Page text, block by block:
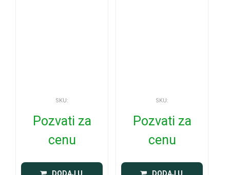
SKU:
Pozvati za
cenu
SKU:
Pozvati za
cenu